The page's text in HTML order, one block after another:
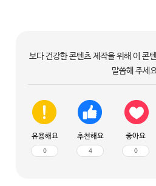
보다 건강한 콘텐츠 제작을 위해 이 콘
말씀해 주세
유용해요
0
추천해요
4
좋아요
0